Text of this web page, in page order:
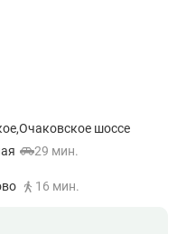
Очаковское шоссе
29 мин.
16 мин.